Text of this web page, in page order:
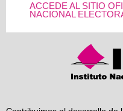
ACCEDE AL SITIO
NACIONAL